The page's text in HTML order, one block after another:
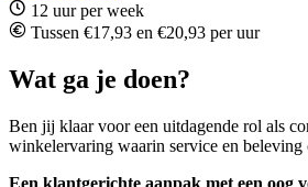
12 uur per week
Tussen €17,93 en €20,93 per uur
Wat ga je doen?
Ben jij klaar voor een uitdagende rol als
winkelervaring waarin service en
Een klantgerichte aanpak met een oog